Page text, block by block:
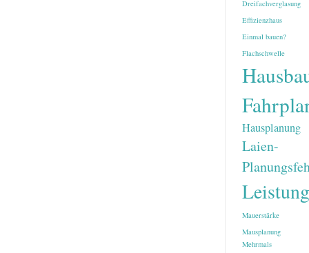
Dreifachverglasung
Effizienzhaus
Einmal bauen?
Flachschwelle
Hausplanung
Laien-
Mauerstärke
Mausplanung
Mehrmals